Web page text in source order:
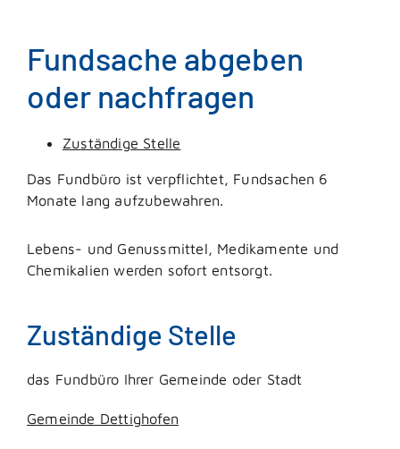
Fundsache abgeben
oder nachfragen
Zuständige Stelle
Das Fundbüro ist verpflichtet, Fundsachen 6
Monate lang aufzubewahren.
Lebens- und Genussmittel, Medikamente und
Chemikalien werden sofort entsorgt.
Zuständige Stelle
das Fundbüro Ihrer Gemeinde oder Stadt
Gemeinde Dettighofen